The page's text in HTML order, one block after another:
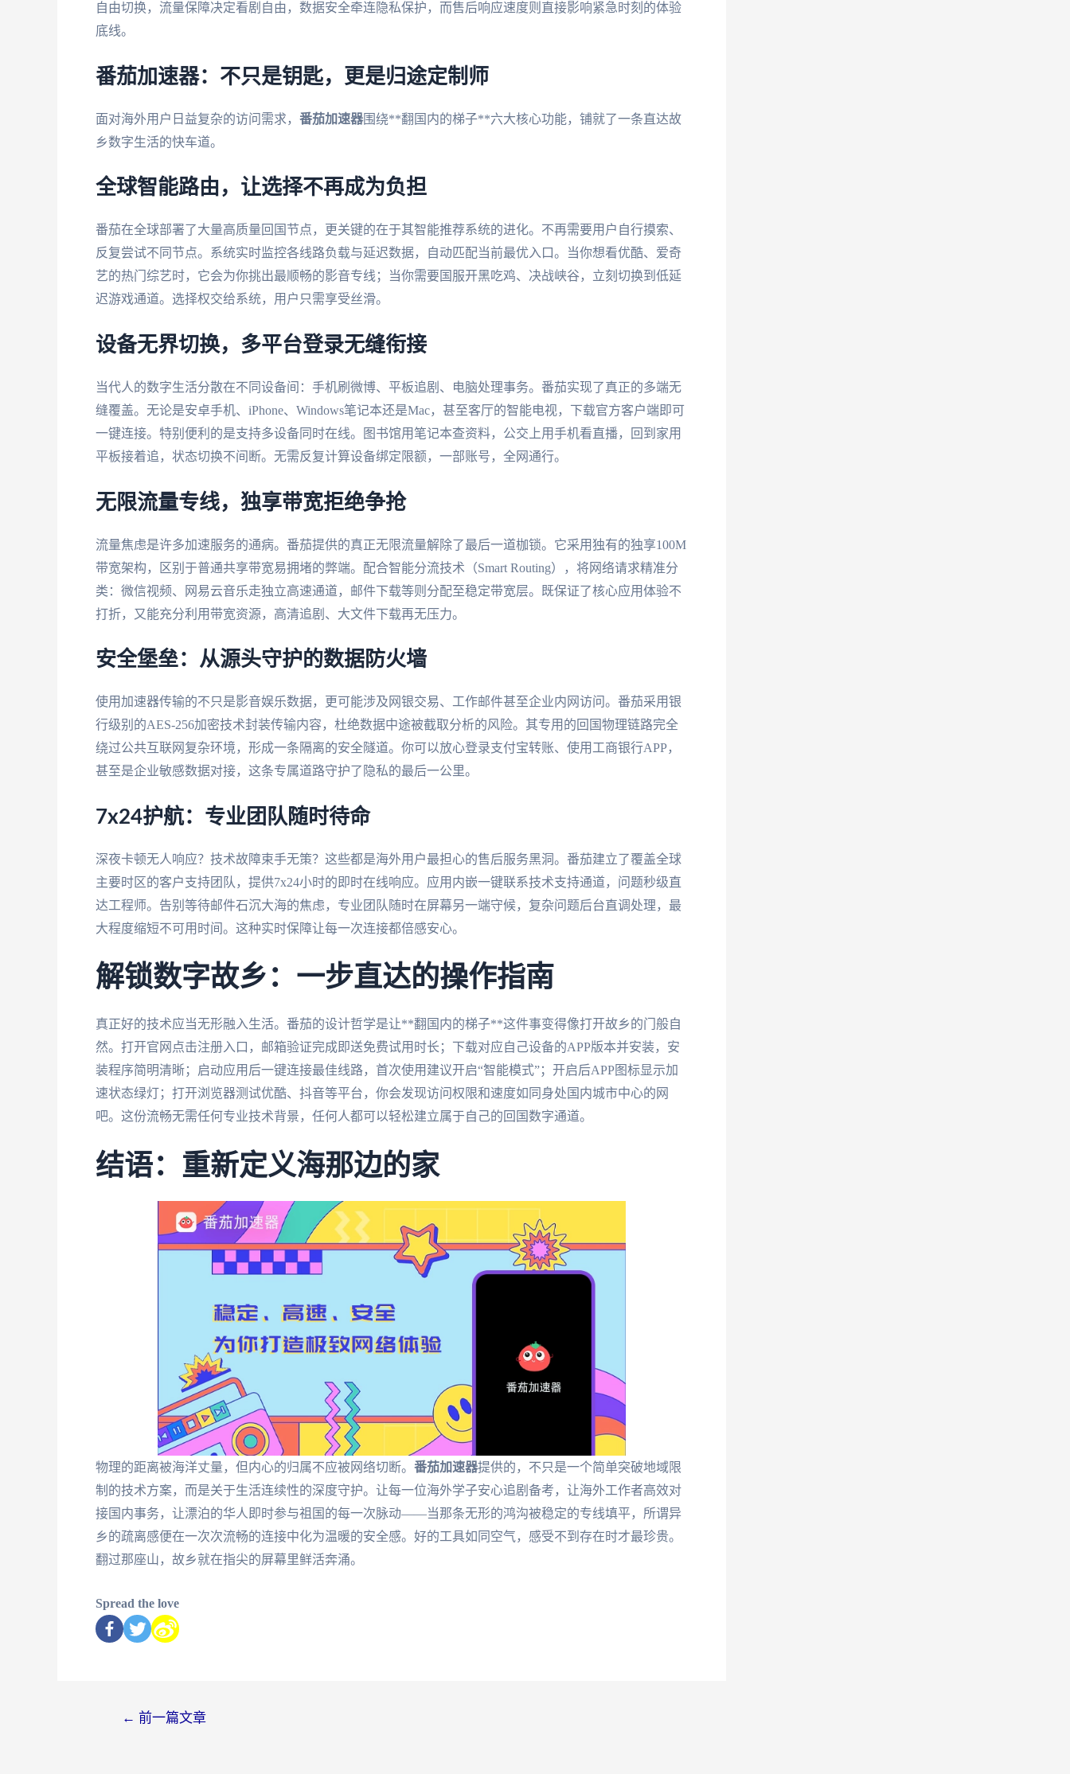
自由切换，流量保障决定看剧自由，数据安全牵连隐私保护，而售后响应速度则直接影响紧急时刻的体验
底线。
番茄加速器：不只是钥匙，更是归途定制师
面对海外用户日益复杂的访问需求， 番茄加速器围绕**翻国内的梯子**六大核心功能，铺就了一条直达故
乡数字生活的快车道。
全球智能路由，让选择不再成为负担
番茄在全球部署了大量高质量回国节点，更关键的在于其智能推荐系统的进化。不再需要用户自行摸索、
反复尝试不同节点。系统实时监控各线路负载与延迟数据，自动匹配当前最优入口。当你想看优酷、爱奇
艺的热门综艺时，它会为你挑出最顺畅的影音专线；当你需要国服开黑吃鸡、决战峡谷，立刻切换到低延
迟游戏通道。选择权交给系统，用户只需享受丝滑。
设备无界切换，多平台登录无缝衔接
当代人的数字生活分散在不同设备间：手机刷微博、平板追剧、电脑处理事务。番茄实现了真正的多端无
缝覆盖。无论是安卓手机、iPhone、Windows笔记本还是Mac，甚至客厅的智能电视，下载官方客户端即可
一键连接。特别便利的是支持多设备同时在线。图书馆用笔记本查资料，公交上用手机看直播，回到家用
平板接着追，状态切换不间断。无需反复计算设备绑定限额，一部账号，全网通行。
无限流量专线，独享带宽拒绝争抢
流量焦虑是许多加速服务的通病。番茄提供的真正无限流量解除了最后一道枷锁。它采用独有的独享100M
带宽架构，区别于普通共享带宽易拥堵的弊端。配合智能分流技术（Smart Routing），将网络请求精准分
类：微信视频、网易云音乐走独立高速通道，邮件下载等则分配至稳定带宽层。既保证了核心应用体验不
打折，又能充分利用带宽资源，高清追剧、大文件下载再无压力。
安全堡垒：从源头守护的数据防火墙
使用加速器传输的不只是影音娱乐数据，更可能涉及网银交易、工作邮件甚至企业内网访问。番茄采用银
行级别的AES-256加密技术封装传输内容，杜绝数据中途被截取分析的风险。其专用的回国物理链路完全
绕过公共互联网复杂环境，形成一条隔离的安全隧道。你可以放心登录支付宝转账、使用工商银行APP，
甚至是企业敏感数据对接，这条专属道路守护了隐私的最后一公里。
7x24护航：专业团队随时待命
深夜卡顿无人响应？技术故障束手无策？这些都是海外用户最担心的售后服务黑洞。番茄建立了覆盖全球
主要时区的客户支持团队，提供7x24小时的即时在线响应。应用内嵌一键联系技术支持通道，问题秒级直
达工程师。告别等待邮件石沉大海的焦虑，专业团队随时在屏幕另一端守候，复杂问题后台直调处理，最
大程度缩短不可用时间。这种实时保障让每一次连接都倍感安心。
解锁数字故乡：一步直达的操作指南
真正好的技术应当无形融入生活。番茄的设计哲学是让**翻国内的梯子**这件事变得像打开故乡的门般自
然。打开官网点击注册入口，邮箱验证完成即送免费试用时长；下载对应自己设备的APP版本并安装，安
装程序简明清晰；启动应用后一键连接最佳线路，首次使用建议开启“智能模式”；开启后APP图标显示加
速状态绿灯；打开浏览器测试优酷、抖音等平台，你会发现访问权限和速度如同身处国内城市中心的网
吧。这份流畅无需任何专业技术背景，任何人都可以轻松建立属于自己的回国数字通道。
结语：重新定义海那边的家
物理的距离被海洋丈量，但内心的归属不应被网络切断。 番茄加速器提供的，不只是一个简单突破地域限
制的技术方案，而是关于生活连续性的深度守护。让每一位海外学子安心追剧备考，让海外工作者高效对
接国内事务，让漂泊的华人即时参与祖国的每一次脉动——当那条无形的鸿沟被稳定的专线填平，所谓异
乡的疏离感便在一次次流畅的连接中化为温暖的安全感。好的工具如同空气，感受不到存在时才最珍贵。
翻过那座山，故乡就在指尖的屏幕里鲜活奔涌。
Spread the love
← 前一篇文章